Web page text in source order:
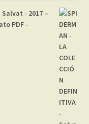
Salvat - 2017 –
PDF -